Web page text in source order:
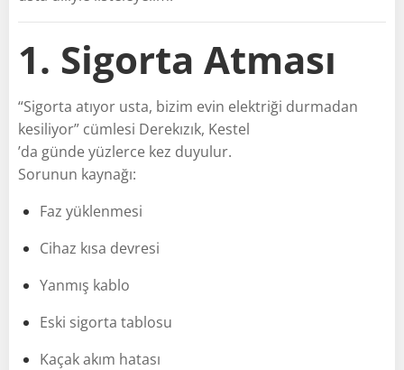
1. Sigorta Atması
“Sigorta atıyor usta, bizim evin elektriği durmadan
kesiliyor” cümlesi Derekızık, Kestel
’da günde yüzlerce kez duyulur.
Sorunun kaynağı:
Faz yüklenmesi
Cihaz kısa devresi
Yanmış kablo
Eski sigorta tablosu
Kaçak akım hatası